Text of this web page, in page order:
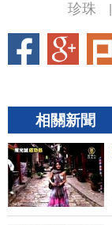
珍珠
相關新聞